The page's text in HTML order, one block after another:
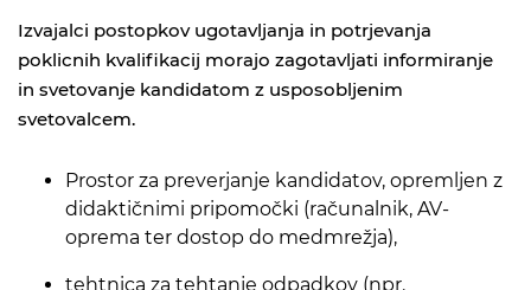
Izvajalci postopkov ugotavljanja in potrjevanja
poklicnih kvalifikacij morajo zagotavljati informiranje
in svetovanje kandidatom z usposobljenim
svetovalcem.
Prostor za preverjanje kandidatov, opremljen z
didaktičnimi pripomočki (računalnik, AV-
oprema ter dostop do medmrežja),
tehtnica za tehtanje odpadkov (npr.